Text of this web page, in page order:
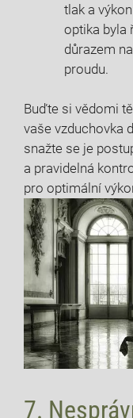
tlak a
optika byla
důrazem
proudu.
Buďte si vědomi
vaše vzduchovka
snažte se je
a pravidelná
pro optimální
7.